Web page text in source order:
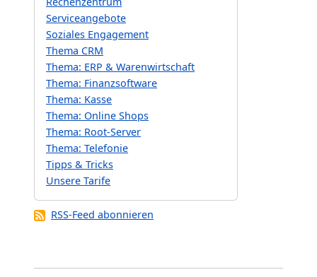
Serviceangebote
Soziales Engagement
Thema CRM
Thema: ERP & Warenwirtschaft
Thema: Finanzsoftware
Thema: Kasse
Thema: Online Shops
Thema: Root-Server
Thema: Telefonie
Tipps & Tricks
Unsere Tarife
RSS-Feed abonnieren